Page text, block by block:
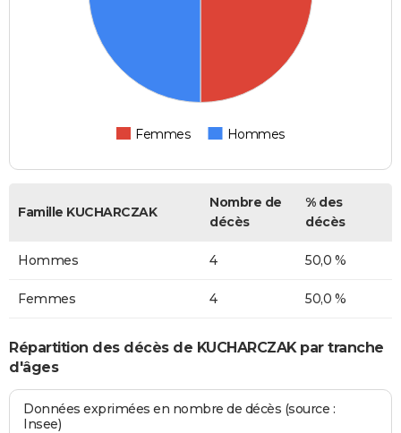
Femmes Hommes
Famille KUCHARCZAK
Nombre de
décès
% des
décès
Hommes 4 50,0 %
Femmes 4 50,0 %
Répartition des décès de KUCHARCZAK par tranche
d'âges
Données exprimées en nombre de décès (source :
Insee)